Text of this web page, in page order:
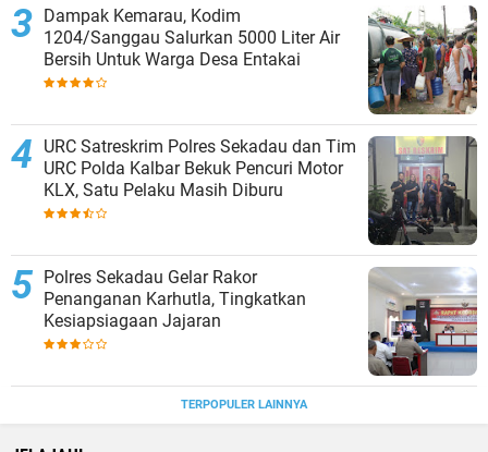
Dampak Kemarau, Kodim
1204/Sanggau Salurkan 5000 Liter Air
Bersih Untuk Warga Desa Entakai
URC Satreskrim Polres Sekadau dan Tim
URC Polda Kalbar Bekuk Pencuri Motor
KLX, Satu Pelaku Masih Diburu
Polres Sekadau Gelar Rakor
Penanganan Karhutla, Tingkatkan
Kesiapsiagaan Jajaran
TERPOPULER LAINNYA